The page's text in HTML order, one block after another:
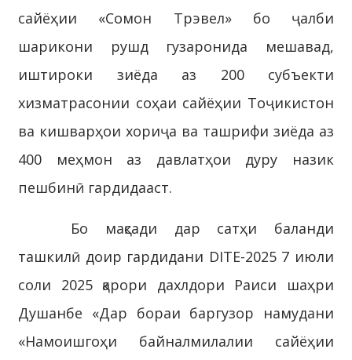
сайёҳии «Сомон Трэвел» бо ҷалби
шарикони рушд гузаронида мешавад,
иштироки зиёда аз 200 субъекти
хизматрасонии соҳаи сайёҳии Тоҷикистон
ва кишварҳои хориҷа ва ташрифи зиёда аз
400 меҳмон аз давлатҳои дуру назик
пешбинӣ гардидааст.
Бо мақсади дар сатҳи баланди
ташкилӣ доир гардидани DITE-2025 7 июли
соли 2025 қарори дахлдори Раиси шаҳри
Душанбе «Дар бораи баргузор намудани
«Намоишгоҳи байналмилалии сайёҳии